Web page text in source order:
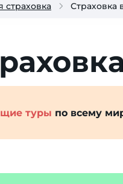
страховка Страховка
туры по всему